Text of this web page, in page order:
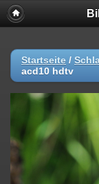
Startseite /
acd10 hdtv